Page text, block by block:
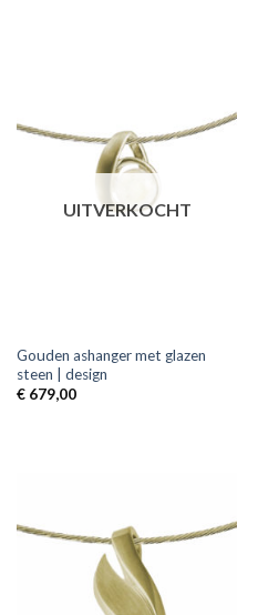
UITVERKOCHT
Gouden ashanger met glazen
steen | design
€679,00